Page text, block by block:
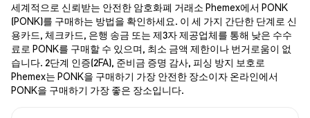
세계적으로 신뢰받는 안전한 암호화폐 거래소 Phemex에서 PONK
(PONK)를 구매하는 방법을 확인하세요. 이 세 가지 간단한 단계로 신
용카드, 체크카드, 은행 송금 또는 제3자 제공업체를 통해 낮은 수수
료로 PONK를 구매할 수 있으며, 최소 금액 제한이나 번거로움이 없
습니다. 2단계 인증(2FA), 준비금 증명 감사, 피싱 방지 보호로
Phemex는 PONK을 구매하기 가장 안전한 장소이자 온라인에서
PONK을 구매하기 가장 좋은 장소입니다.